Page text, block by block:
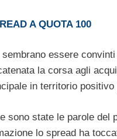
A QUOTA 100
essere
la corsa agli
in territorio
sono state le parole del
lo spread ha